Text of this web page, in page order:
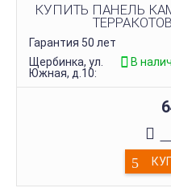
КУПИТЬ ПАНЕЛЬ
Гарантия 50 лет
Щербинка, ул.
Южная, д.10:
В